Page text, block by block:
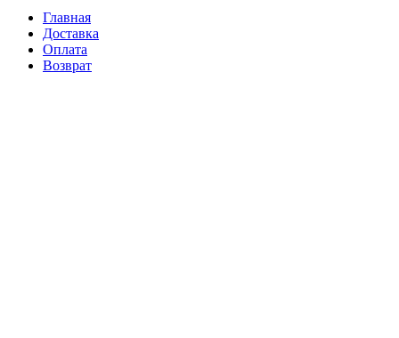
Главная
Доставка
Оплата
Возврат